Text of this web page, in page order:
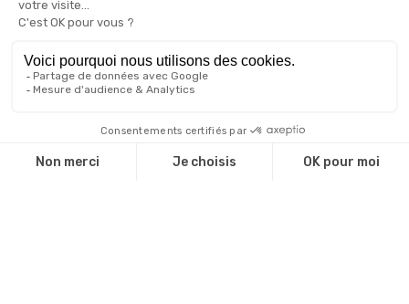
Technique de marquage
Guide environnemental
INFOS